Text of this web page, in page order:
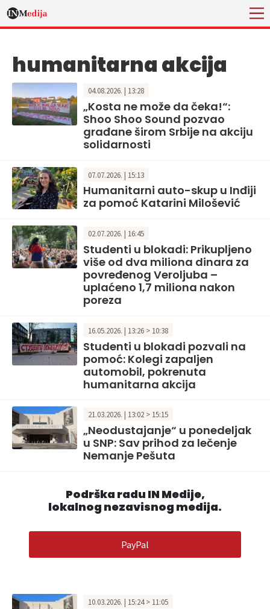
humanitarna akcija
04.08.2026. | 13:28
„Kosta ne može da čeka!“:
Shoo Shoo Sound pozvao
građane širom Srbije na akciju
solidarnosti
07.07.2026. | 15:13
Humanitarni auto-skup u Inđiji
za pomoć Katarini Milošević
02.07.2026. | 16:45
Studenti u blokadi: Prikupljeno
više od dva miliona dinara za
povređenog Veroljuba –
uplaćeno 1,7 miliona nakon
poreza
16.05.2026. | 13:26 > 10:38
Studenti u blokadi pozvali na
pomoć: Kolegi zapaljen
automobil, pokrenuta
humanitarna akcija
21.03.2026. | 13:02 > 15:15
„Neodustajanje“ u ponedeljak
u SNP: Sav prihod za lečenje
Nemanje Pešuta
Podrška radu IN Medije,
lokalnog nezavisnog medija.
PayPal
10.03.2026. | 15:24 > 11:05